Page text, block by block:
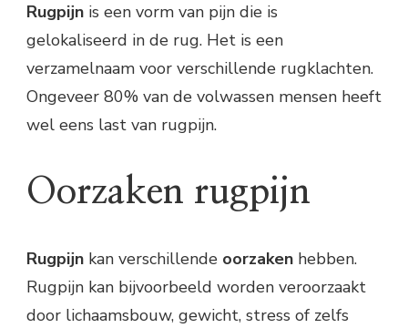
Rugpijn is een vorm van pijn die is
gelokaliseerd in de rug. Het is een
verzamelnaam voor verschillende rugklachten.
Ongeveer 80% van de volwassen mensen heeft
wel eens last van rugpijn.
Oorzaken rugpijn
Rugpijn kan verschillende oorzaken hebben.
Rugpijn kan bijvoorbeeld worden veroorzaakt
door lichaamsbouw, gewicht, stress of zelfs